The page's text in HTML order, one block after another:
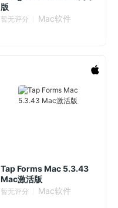
版
暂无评分 Mac软件
Tap Forms Mac 5.3.43
Mac激活版
暂无评分 Mac软件